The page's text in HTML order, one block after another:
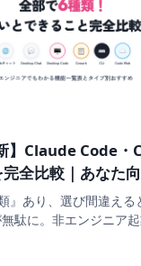
】Claude Code
全比較｜あなた
』あり、選び間違える
駄に。非エンジニア